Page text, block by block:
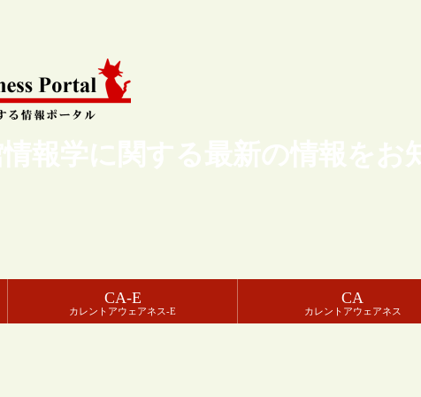
報学に関する最新の情報を
CA-E
カレントアウェアネス-E
CA
カレントアウェアネス